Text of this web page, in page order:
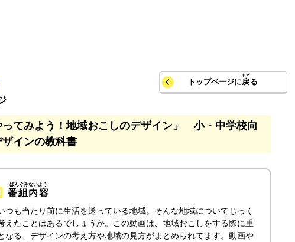
トップページに戻る
ってみよう！地域おこしのデザイン」 小・中学校向
ザインの教科書
番組内容
つも当たり前に生活を送っている地域。そんな地域についてじっく
えたことはあるでしょうか。この動画は、地域おこしをする際に重
なる、デザインの考え方や地域の見方がまとめられてます。動画や